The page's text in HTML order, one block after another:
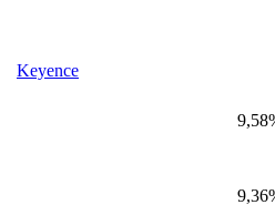
Keyence